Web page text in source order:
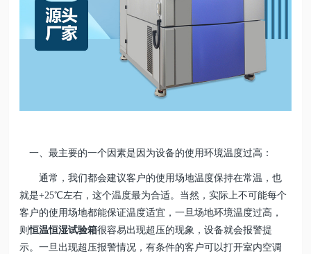
一、最主要的一个因素是因为设备的使用环境温度过高：
通常，我们都会建议客户的使用场地温度保持在常温，也
就是+25℃左右，这个温度最为合适。当然，实际上不可能每个
客户的使用场地都能保证温度适宜，一旦场地环境温度过高，
则恒温恒湿试验箱很容易出现超压的现象，设备就会报警提
示。一旦出现超压报警情况，有条件的客户可以打开室内空调